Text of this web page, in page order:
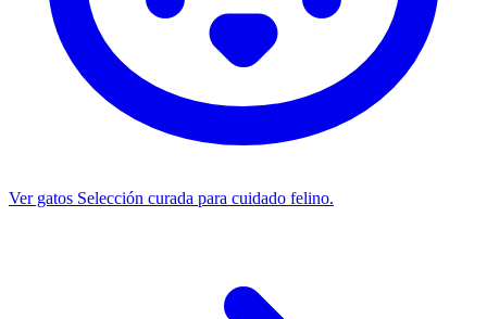
Ver gatos Selección curada para cuidado felino.